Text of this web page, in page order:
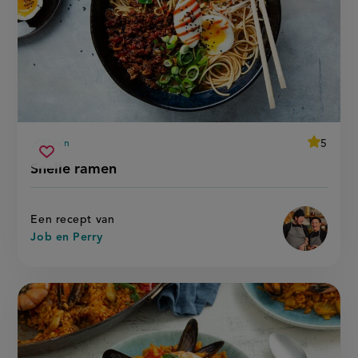
Snelle ramen
voorbereidingstijd
30 min
average
5
Een recept van
Job en Perry
Sla
snelle
ramen